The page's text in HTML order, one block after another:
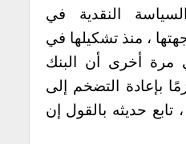
النقدية في
، منذ تشكيلها في
مرة أخرى أن البنك
بإعادة التضخم إلى
، تابع حديثه بالقول إن